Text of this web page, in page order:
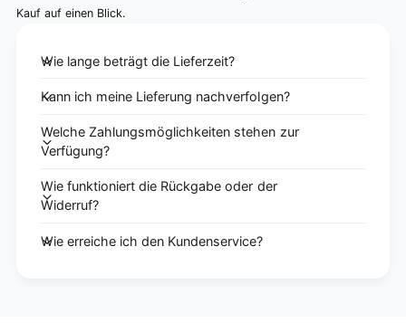
Kauf auf einen Blick.
Wie lange beträgt die Lieferzeit?
Kann ich meine Lieferung nachverfolgen?
Welche Zahlungsmöglichkeiten stehen zur
Verfügung?
Wie funktioniert die Rückgabe oder der
Widerruf?
Wie erreiche ich den Kundenservice?